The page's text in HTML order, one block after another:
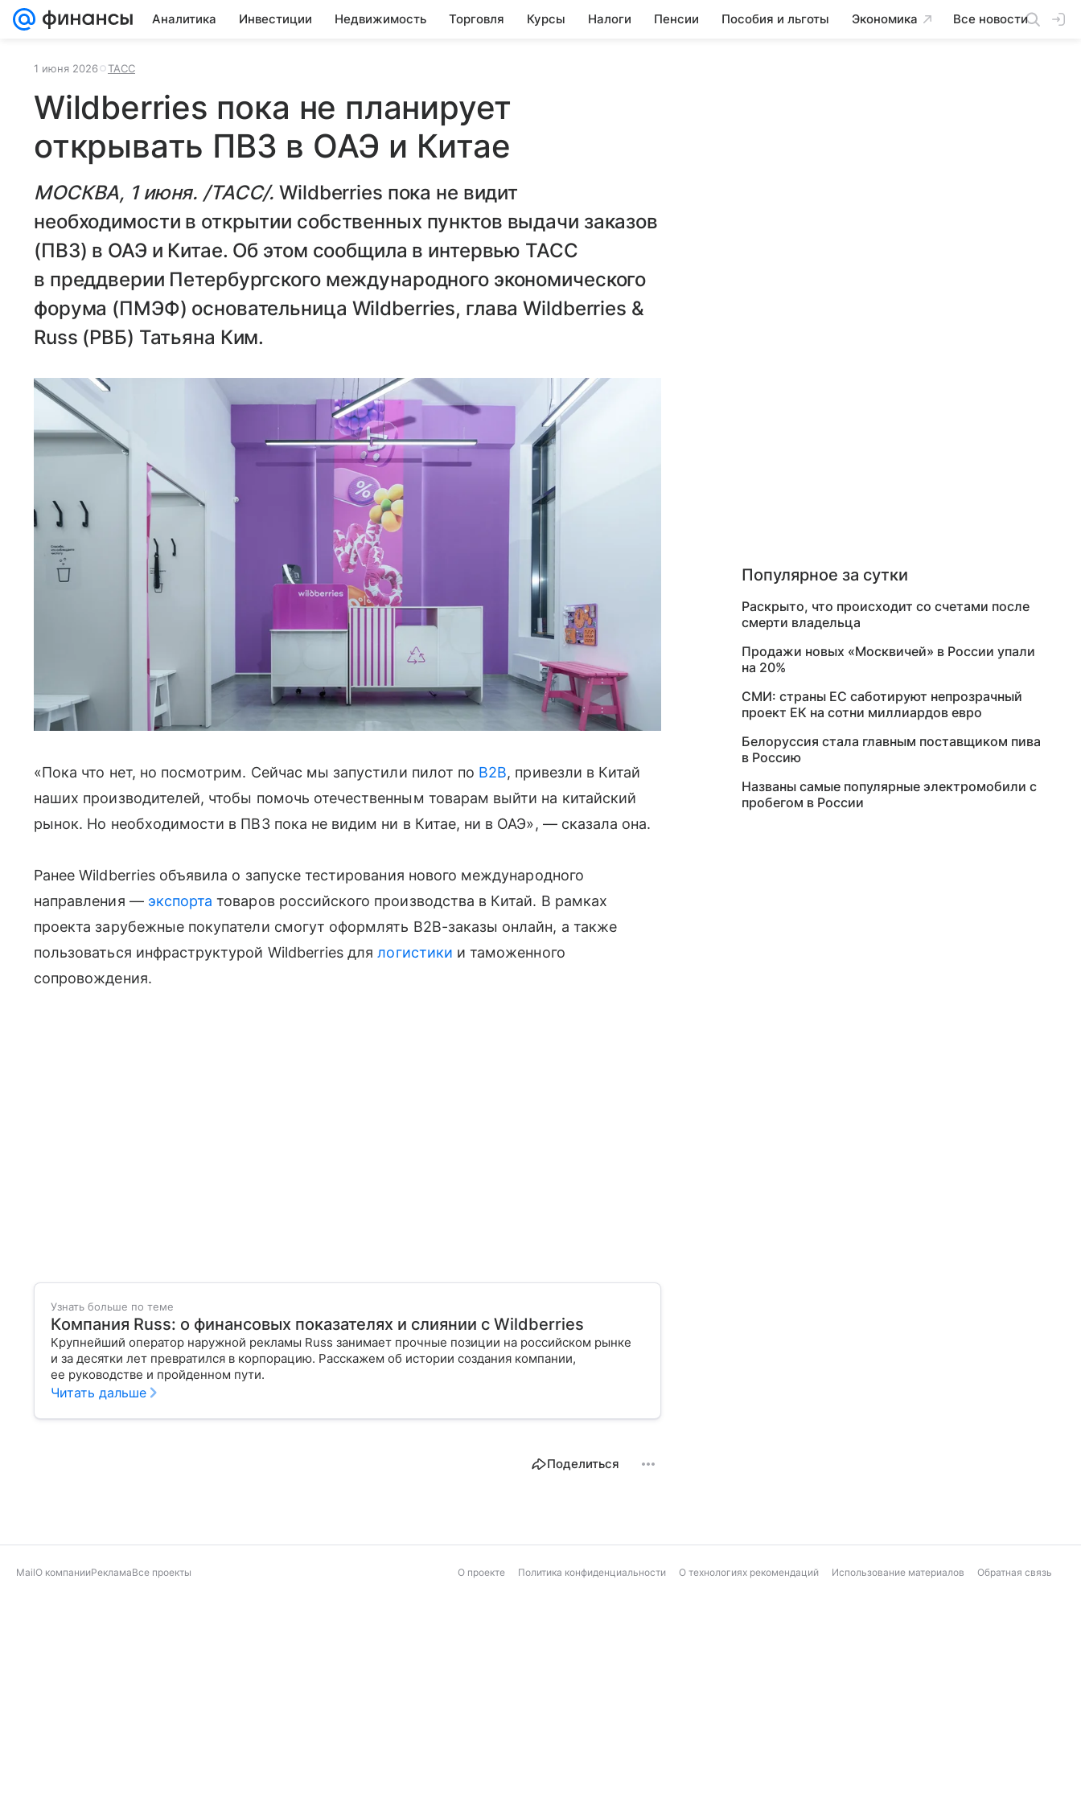
Аналитика Инвестиции Недвижимость Торговля Курсы Налоги Пенсии Пособия и льготы Экономика Все новости
1 июня 2026 ТАСС
Wildberries пока не планирует
открывать ПВЗ в ОАЭ и Китае
МОСКВА, 1 июня. /ТАСС/.Wildberries пока не видит
необходимости в открытии собственных пунктов выдачи заказов
(ПВЗ) в ОАЭ и Китае. Об этом сообщила в интервью ТАСС
в преддверии Петербургского международного экономического
форума (ПМЭФ) основательница Wildberries, глава Wildberries &
Russ (РВБ) Татьяна Ким.
«Пока что нет, но посмотрим. Сейчас мы запустили пилот по B2B, привезли в Китай
наших производителей, чтобы помочь отечественным товарам выйти на китайский
рынок. Но необходимости в ПВЗ пока не видим ни в Китае, ни в ОАЭ», — сказала она.
Ранее Wildberries объявила о запуске тестирования нового международного
направления — экспорта товаров российского производства в Китай. В рамках
проекта зарубежные покупатели смогут оформлять B2B-заказы онлайн, а также
пользоваться инфраструктурой Wildberries длялогистики и таможенного
сопровождения.
Узнать больше по теме
Компания Russ: о финансовых показателях и слиянии с Wildberries
Крупнейший оператор наружной рекламы Russ занимает прочные позиции на российском рынке
и за десятки лет превратился в корпорацию. Расскажем об истории создания компании,
ее руководстве и пройденном пути.
Читать дальше
Поделиться
Популярное за сутки
Раскрыто, что происходит со счетами после
смерти владельца
Продажи новых «Москвичей» в России упали
на 20%
СМИ: страны ЕС саботируют непрозрачный
проект ЕК на сотни миллиардов евро
Белоруссия стала главным поставщиком пива
в Россию
Названы самые популярные электромобили с
пробегом в России
MailО компанииРекламаВсе проекты О проекте Политика конфиденциальности О технологиях рекомендаций Использование материалов Обратная связь